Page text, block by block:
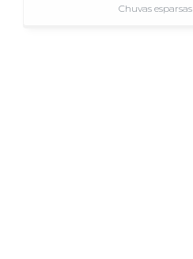
Chuvas esparsas